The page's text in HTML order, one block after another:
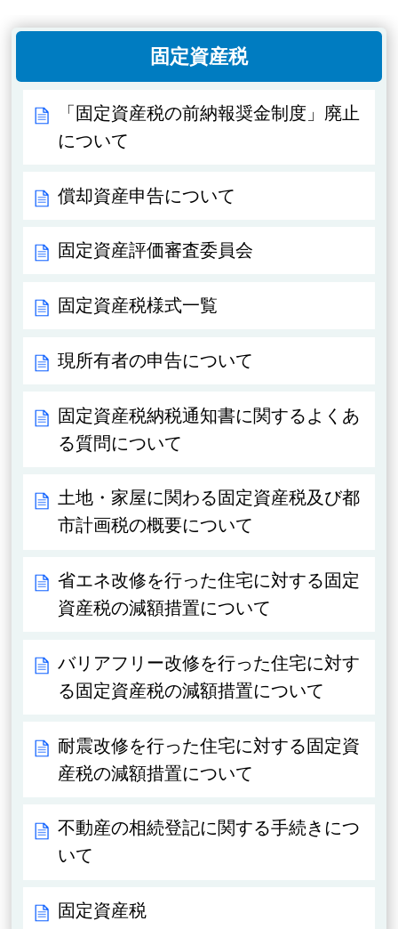
固定資産税
「固定資産税の前納報奨金制度」廃止
について
償却資産申告について
固定資産評価審査委員会
固定資産税様式一覧
現所有者の申告について
固定資産税納税通知書に関するよくあ
る質問について
土地・家屋に関わる固定資産税及び都
市計画税の概要について
省エネ改修を行った住宅に対する固定
資産税の減額措置について
バリアフリー改修を行った住宅に対す
る固定資産税の減額措置について
耐震改修を行った住宅に対する固定資
産税の減額措置について
不動産の相続登記に関する手続きにつ
いて
固定資産税